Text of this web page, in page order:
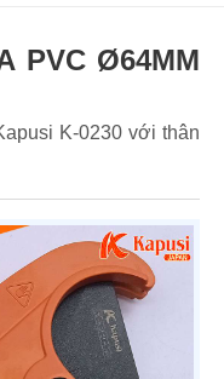
PVC Ø64MM
K-0230 với thân